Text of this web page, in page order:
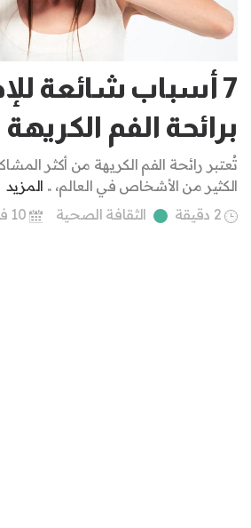
7 أسباب شائعة
برائحة الفم الكريهة
تُعتبر رائحة الفم الكريهة من أكثر
الكثير من الأشخاص في العالم، .. المزيد
2 دقيقة
الثقافة الصحية 10 فبراير 2019